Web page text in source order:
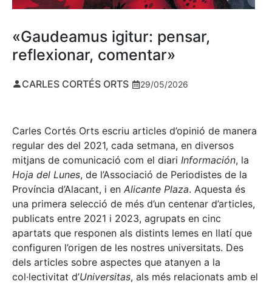
«Gaudeamus igitur: pensar,
reflexionar, comentar»
CARLES CORTÉS ORTS 29/05/2026
Carles Cortés Orts escriu articles d’opinió de manera
regular des del 2021, cada setmana, en diversos
mitjans de comunicació com el diari Información, la
Hoja del Lunes, de l’Associació de Periodistes de la
Província d’Alacant, i en Alicante Plaza. Aquesta és
una primera selecció de més d’un centenar d’articles,
publicats entre 2021 i 2023, agrupats en cinc
apartats que responen als distints lemes en llatí que
configuren l’origen de les nostres universitats. Des
dels articles sobre aspectes que atanyen a la
col·lectivitat d’Universitas, als més relacionats amb el